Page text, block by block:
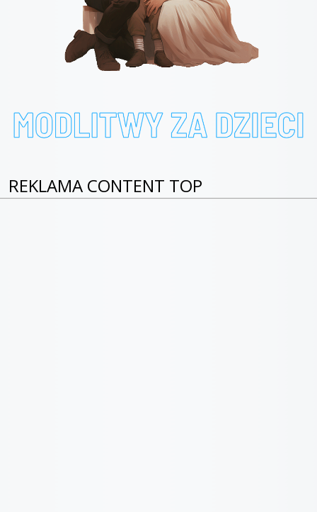
REKLAMA CONTENT TOP